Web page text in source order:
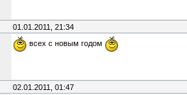
01.01.2011, 21:34
всех с новым годом
02.01.2011, 01:47